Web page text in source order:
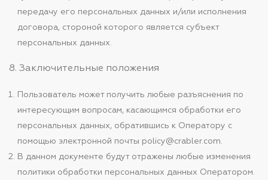
передачу его персональных данных и/или исполнения
договора, стороной которого является субъект
персональных данных.
8. Заключительные положения
Пользователь может получить любые разъяснения по
интересующим вопросам, касающимся обработки его
персональных данных, обратившись к Оператору с
помощью электронной почты policy@crabler.com.
В данном документе будут отражены любые изменения
политики обработки персональных данных Оператором.